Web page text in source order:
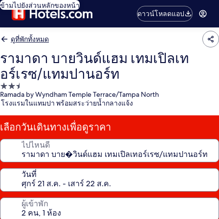
ข้ามไปยังส่วนหลักของหน้า
ดาวน์โหลดแอป
ดูที่พักทั้งหมด
รามาดา บายวินด์แฮม เทมเปิลเท
อร์เรซ/แทมปานอร์ท
ที่พัก
2.5
Ramada by Wyndham Temple Terrace/Tampa North
โรงแรมในแทมปา พร้อมสระว่ายน้ำกลางแจ้ง
เลือกวันเดินทางเพื่อดูราคา
ไปไหนดี
วันที่
ผู้เข้าพัก